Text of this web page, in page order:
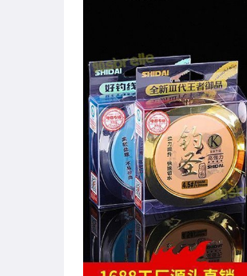
手機、配件與通訊
美容保養與彩妝
電腦、平板與周邊
相機、攝影與周邊
運動、戶外與休閒
嬰幼兒與孕婦
汽機車精品百貨